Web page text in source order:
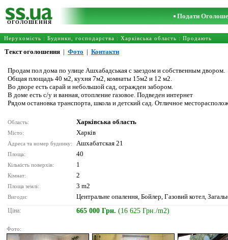
ОГОЛОШЕННЯ
Подати
Нерухомість : Будинки, господарства : Харківська область : Продають
Текст оголошення | Фото | Контакти
Продам пол дома по улице Ашхабадськая с заездом и собственным двором.
Общая площадь 40 м2, кухня 7м2, комнаты 15м2 и 12 м2.
Во дворе есть сарай и небольшой сад, огражден забором.
В доме есть с/у и ванная, отопление газовое. Подведен интернет
Рядом остановка транспорта, школа и детский сад. Отличное
Область: Харківська область
Місто: Харків
Адреса та номер будинку: Ашхабатская 21
Площа: 40
Кількість поверхів: 1
Кімнат: 2
Площа землі: 3 m2
Вигоди: Центральне опалення, Бойлер, Газовий котел,
Ціна: 665 000 Грн. (16 625 Грн./m2)
Фото: